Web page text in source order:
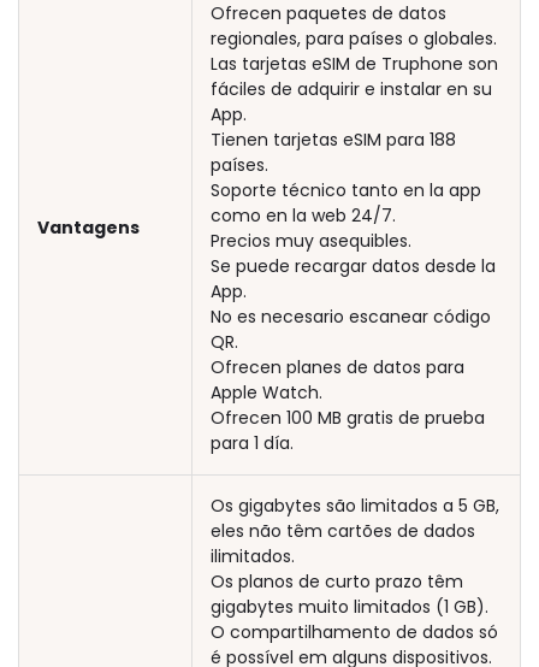
Vantagens
Ofrecen paquetes de datos
regionales, para países o globales.
Las tarjetas eSIM de Truphone son
fáciles de adquirir e instalar en su
App.
Tienen tarjetas eSIM para 188
países.
Soporte técnico tanto en la app
como en la web 24/7.
Precios muy asequibles.
Se puede recargar datos desde la
App.
No es necesario escanear código
QR.
Ofrecen planes de datos para
Apple Watch.
Ofrecen 100 MB gratis de prueba
para 1 día.
Os gigabytes são limitados a 5 GB,
eles não têm cartões de dados
ilimitados.
Os planos de curto prazo têm
gigabytes muito limitados (1 GB).
O compartilhamento de dados só
é possível em alguns dispositivos.